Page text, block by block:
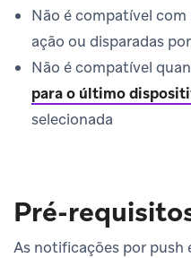
Não é compatível com
ação ou disparadas
Não é compatível
para o último
selecionada
Pré-
As notificações por push